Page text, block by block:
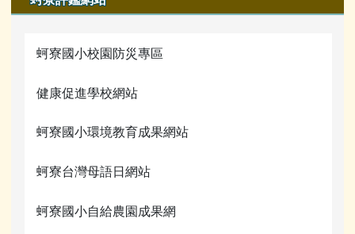
蚵寮國小校園防災專區
健康促進學校網站
蚵寮國小環境教育成果網站
蚵寮台灣母語日網站
蚵寮國小自給農園成果網